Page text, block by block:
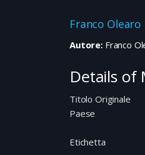
Franco Olearo
Autore:Franco
Details of
Titolo Originale
Paese
Etichetta